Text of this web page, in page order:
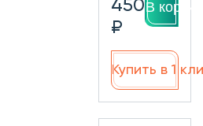
450
₽
В
Купить в 1